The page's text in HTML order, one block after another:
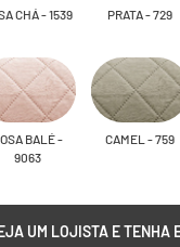
CHÁ - 1539 PRATA - 729
BALÉ -
9063
CAMEL - 759
UM LOJISTA E TENHA